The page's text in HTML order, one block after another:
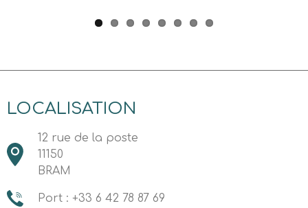
LOCALISATION
12 rue de la poste
11150
BRAM
Port : +33 6 42 78 87 69